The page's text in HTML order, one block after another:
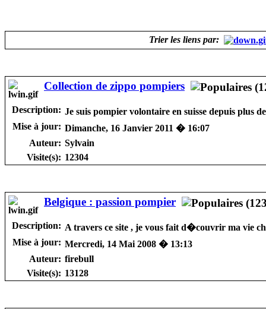
Trier les liens par:
Collection de zippo pompiers
Description: Je suis pompier volontaire en suisse depuis plus
Mise à jour: Dimanche, 16 Janvier 2011 � 16:07
Auteur: Sylvain
Visite(s): 12304
Belgique : passion pompier
Description: A travers ce site , je vous fait d�couvrir ma vie
Mise à jour: Mercredi, 14 Mai 2008 � 13:13
Auteur: firebull
Visite(s): 13128